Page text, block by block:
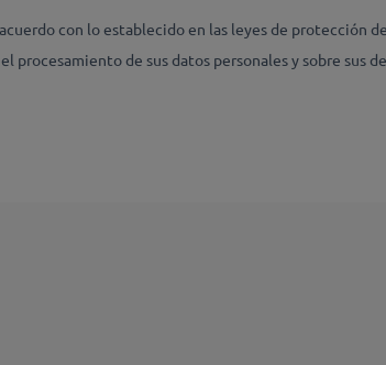
con lo establecido en las leyes de protección
de sus datos personales y sobre sus